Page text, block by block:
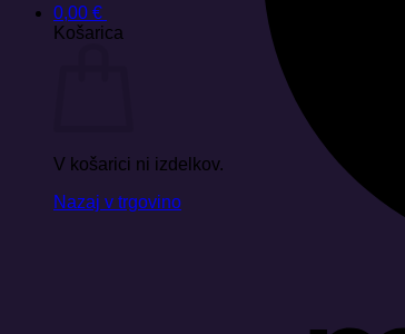
0,00 €
Košarica
V košarici ni izdelkov.
Nazaj v trgovino